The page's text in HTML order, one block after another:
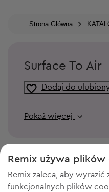
Strona Główna
Surface To Air
Dodaj do
Pokaż więcej
Remix używa plików
Remix zaleca, aby wyrazić
funkcjonalnych plików